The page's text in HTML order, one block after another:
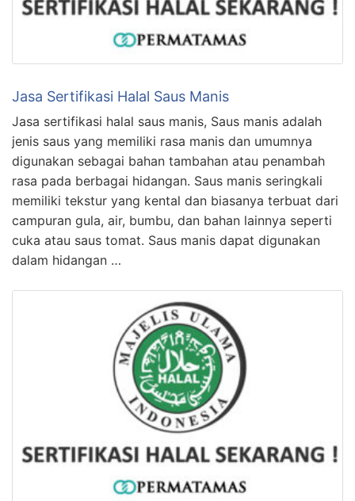
Jasa Sertifikasi Halal Saus Manis
Jasa sertifikasi halal saus manis, Saus manis adalah
jenis saus yang memiliki rasa manis dan umumnya
digunakan sebagai bahan tambahan atau penambah
rasa pada berbagai hidangan. Saus manis seringkali
memiliki tekstur yang kental dan biasanya terbuat dari
campuran gula, air, bumbu, dan bahan lainnya seperti
cuka atau saus tomat. Saus manis dapat digunakan
dalam hidangan …